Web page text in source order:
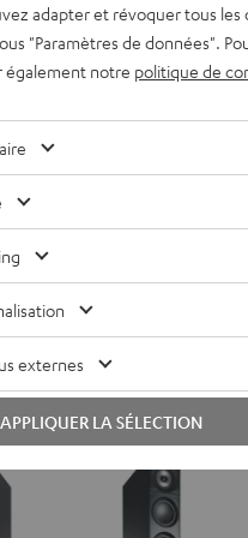
Power Edition "5.1-Set"
le plus bas
adapter et révoquer tous
"Paramètres de données".
également notre politique de
externes
APPLIQUER LA SÉLECTION